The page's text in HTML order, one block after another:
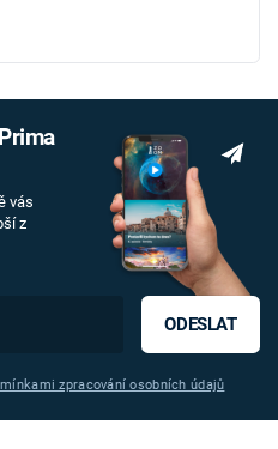
vás
z
ODESLAT
zpracování osobních údajů